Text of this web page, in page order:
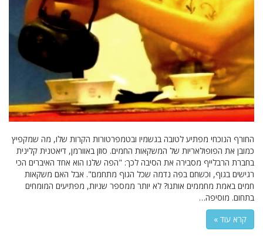
החורף הנוכחי מפתיע לטובה בגשמיו ובטמפרטורות הקרות שלו, מה שמקפיץ
כמובן את הפופולאריות של המשקאות החמים. סוזן באוורמן, דיאטנית קלינית
בחברת הרבלייף מסבירה את הסיבה לכך: "הפה שלנו הוא אחד האיברים הכי
רגישים בגוף, וכשחם בפה נדמה שכל הגוף מתחמם". אבל האם משקאות
חמים באמת מחממים אותנו? לא יותר ממספר שניות, מפתיעים המומחים
בתחום. מוסיפה…
קרא עוד »